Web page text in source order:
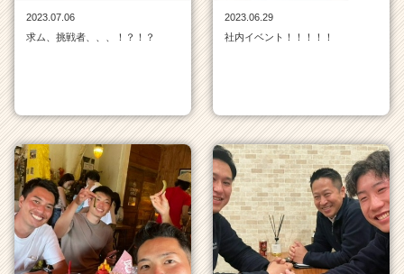
2023.07.06
求ム、挑戦者、、、！？！？
2023.06.29
社内イベント！！！！！